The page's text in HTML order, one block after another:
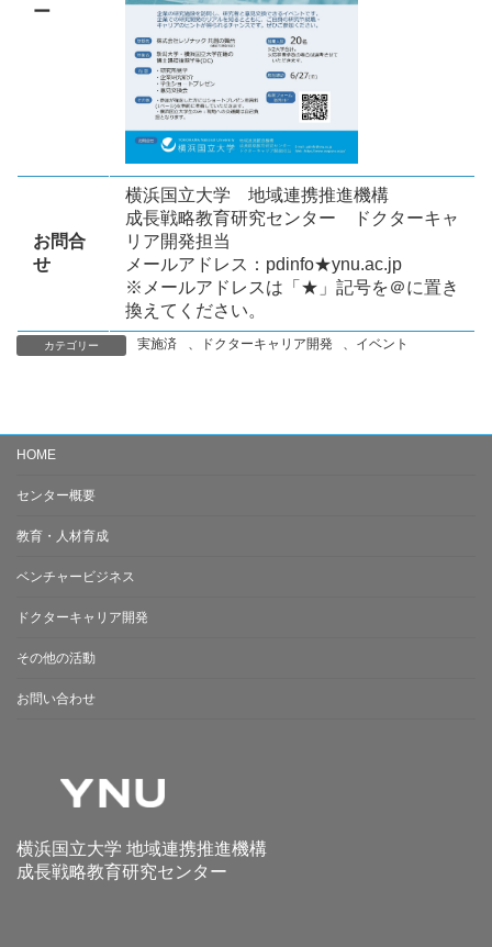
ー
お問合
せ
横浜国立大学 地域連携推進機構
成長戦略教育研究センター ドクターキャ
リア開発担当
メールアドレス：pdinfo★ynu.ac.jp
※メールアドレスは「★」記号を＠に置き
換えてください。
カテゴリー 実施済 ドクターキャリア開発 イベント
HOME
センター概要
教育・人材育成
ベンチャービジネス
ドクターキャリア開発
その他の活動
お問い合わせ
横浜国立大学 地域連携推進機構
成長戦略教育研究センター